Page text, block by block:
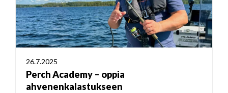
26.7.2025
Perch Academy – oppia
ahvenenkalastukseen